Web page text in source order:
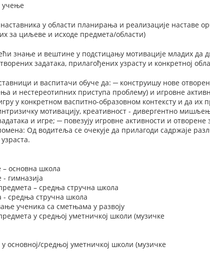
учење
у области планирања и реализације наставе
за циљеве и исходе предмета/области)
знање и вештине у подстицању мотивације младих да
задатака, прилагођених узрасту и конкретној
и васпитачи обуче да: ─ конструишу нове
и нестереотипних приступа проблему) и игровне
у конкретном васпитно-образовном контексту и да их
мотивацију, креативност - дивергентно
и игре; ─ повезују игровне активности и отворене
Од водитеља се очекује да прилагоди садржаје
– основна школа
гимназија
– средња стручна школа
- средња стручна школа
ученика са сметњама у развоју
у средњој уметничкој школи (музичке
основној/средњој уметничкој школи (музичке